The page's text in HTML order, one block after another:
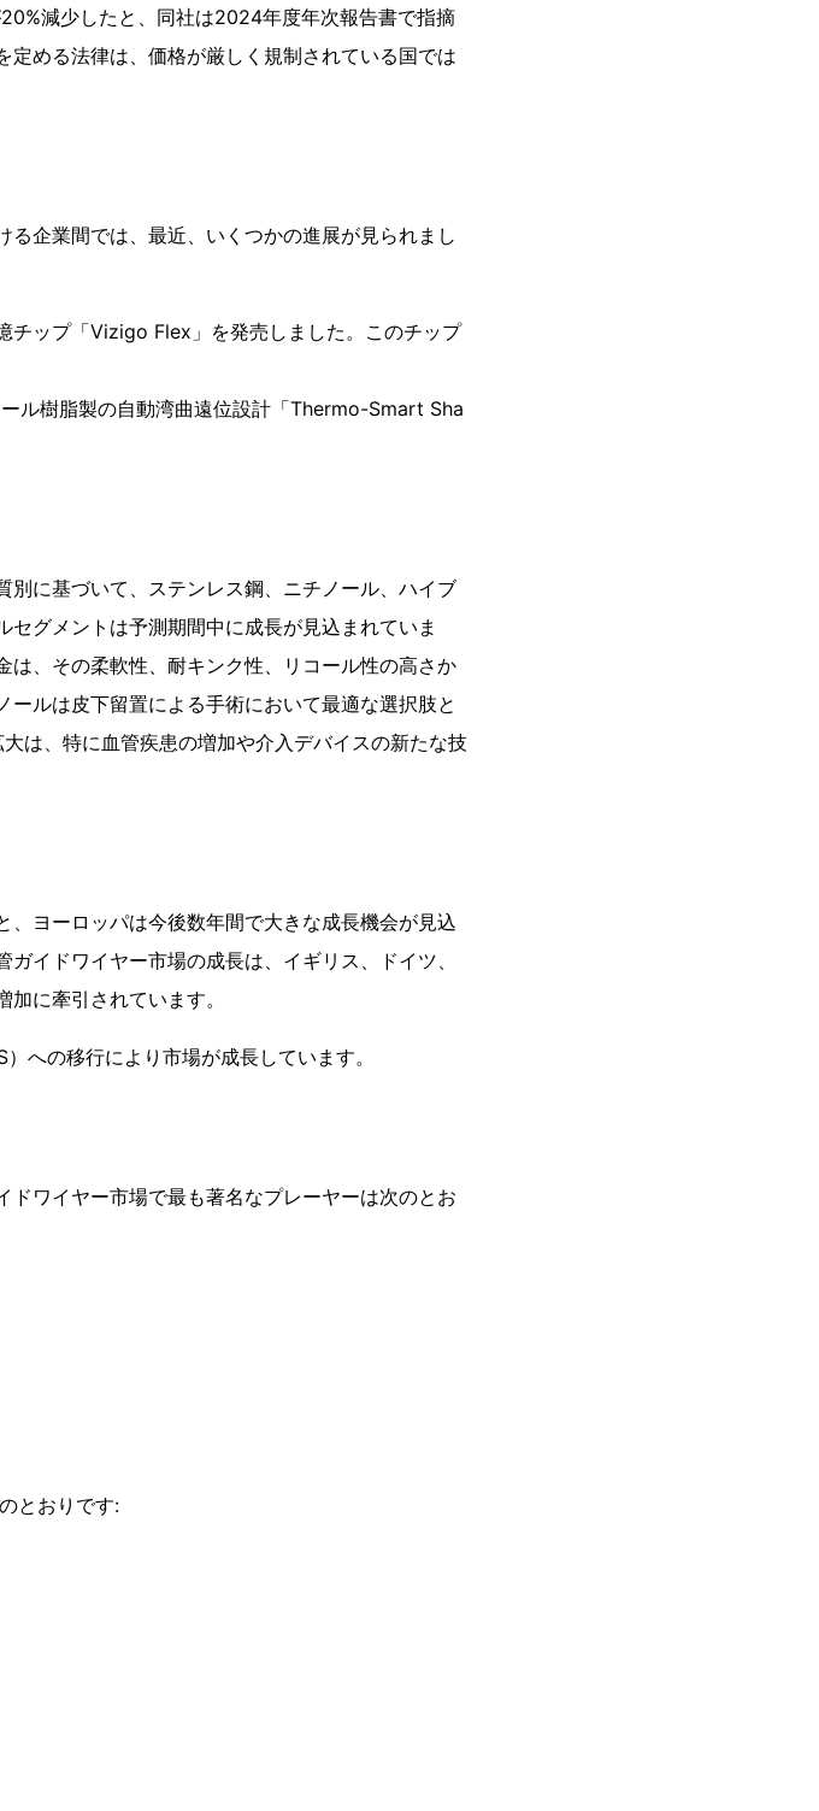
減少したと、同社は2024年度年次報告書で指摘
める法律は、価格が厳しく規制されている国では
企業間では、最近、いくつかの進展が見られまし
ップ「Vizigo Flex」を発売しました。このチップ
ル樹脂製の自動湾曲遠位設計「Thermo-Smart Sha
に基づいて、ステンレス鋼、ニチノール、ハイブ
グメントは予測期間中に成長が見込まれていま
、その柔軟性、耐キンク性、リコール性の高さか
ルは皮下留置による手術において最適な選択肢と
は、特に血管疾患の増加や介入デバイスの新たな技
ヨーロッパは今後数年間で大きな成長機会が見込
イドワイヤー市場の成長は、イギリス、ドイツ、
に牽引されています。
への移行により市場が成長しています。
ワイヤー市場で最も著名なプレーヤーは次のとお
とおりです: